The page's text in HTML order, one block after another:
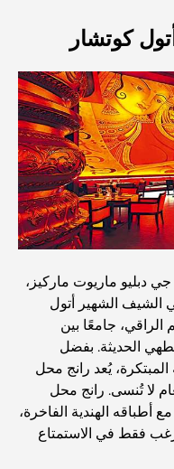
أماكن القهوة وأسلوب
المفضلة لعام 2026
دبي: الدليل الشامل
للحياة المتكاملة في
عملي لتحقيق التوازن
تحويل المساحات
دبليو ماريوت ماركيز،
الشيف الشهير أتول
جامعًا بين
الحديثة. بفضل
يُعد رانج محل
لا تُنسى. رانج محل
الهندية الفاخرة،
فقط في الاستمتاع